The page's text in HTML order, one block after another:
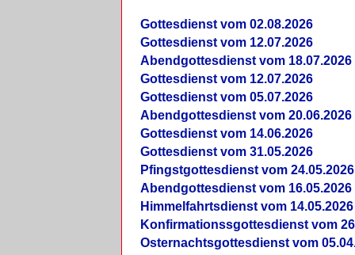
Gottesdienst vom 02.08.2026
Gottesdienst vom 12.07.2026
Abendgottesdienst vom 18.07.2026
Gottesdienst vom 12.07.2026
Gottesdienst vom 05.07.2026
Abendgottesdienst vom 20.06.2026
Gottesdienst vom 14.06.2026
Gottesdienst vom 31.05.2026
Pfingstgottesdienst vom 24.05.2026
Abendgottesdienst vom 16.05.2026
Himmelfahrtsdienst vom 14.05.2026
Konfirmationssgottesdienst vom
Osternachtsgottesdienst vom